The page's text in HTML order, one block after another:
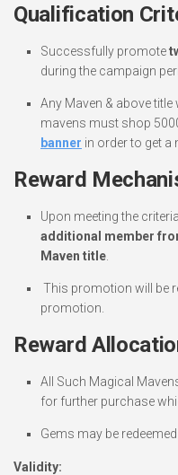
Qualification
Successfully promote
during the campaign
Any Maven & above
mavens must shop
banner in order to get
Reward
Upon meeting the
additional member
Maven title
This promotion will be
promotion.
Reward
All Such Magical
for further purchase
Gems may be
Validity: